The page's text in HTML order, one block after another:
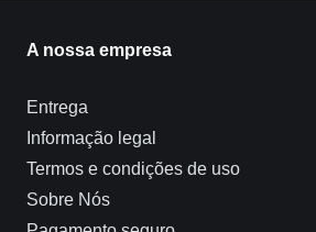
A nossa empresa
Entrega
Informação legal
Termos e condições de uso
Sobre Nós